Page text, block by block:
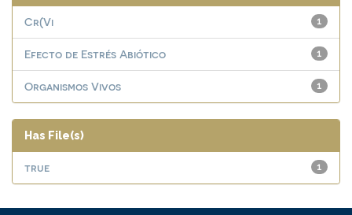
1
Cr(Vi
1
Efecto de Estrés Abiótico
1
Organismos Vivos
Has File(s)
1
true